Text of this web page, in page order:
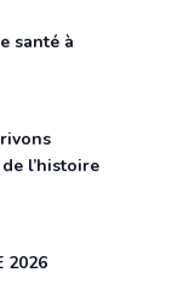
santé à
l’histoire
2026